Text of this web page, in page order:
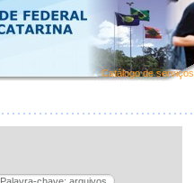
Catálogo de serviços